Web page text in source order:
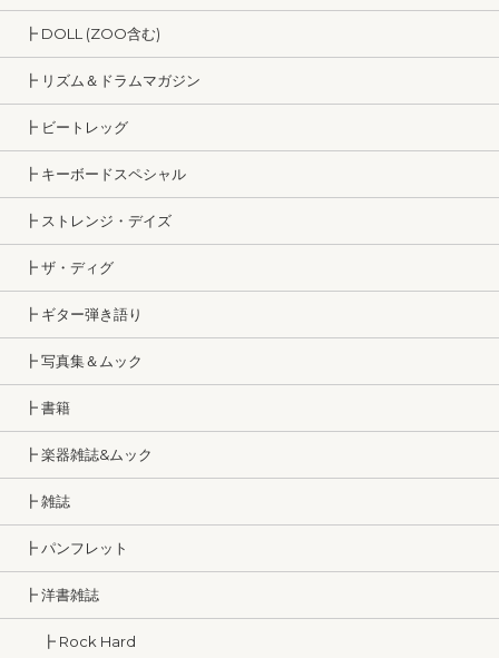
┣ DOLL (ZOO含む)
┣ リズム＆ドラムマガジン
┣ ビートレッグ
┣ キーボードスペシャル
┣ ストレンジ・デイズ
┣ ザ・ディグ
┣ ギター弾き語り
┣ 写真集＆ムック
┣ 書籍
┣ 楽器雑誌&ムック
┣ 雑誌
┣ パンフレット
┣ 洋書雑誌
┣ Rock Hard